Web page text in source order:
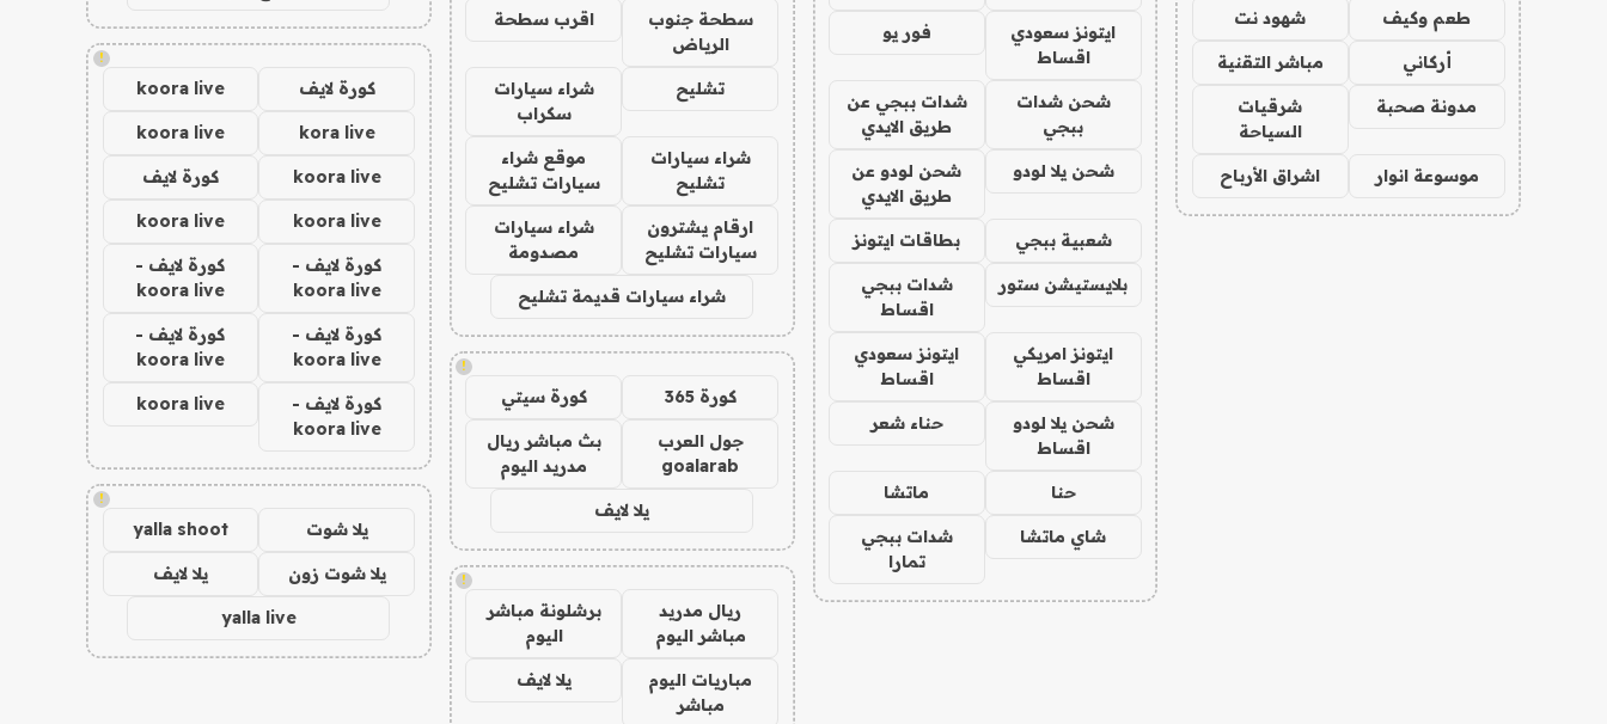
طعم وكيف شهود نت
أركاني مباشر التقنية
مدونة صحبة
شرقيات
السياحة
موسوعة انوار اشراق الأرباح
ايتونز سعودي
اقساط
فور يو
شحن شدات
ببجي
شدات ببجي عن
طريق الايدي
شحن يلا لودو
شحن لودو عن
طريق الايدي
شعبية ببجي بطاقات ايتونز
بلايستيشن ستور
شدات ببجي
اقساط
ايتونز امريكي
اقساط
ايتونز سعودي
اقساط
شحن يلا لودو
اقساط
حناء شعر
حنا ماتشا
شاي ماتشا
شدات ببجي
تمارا
سطحة جنوب
الرياض
اقرب سطحة
تشليح
شراء سيارات
سكراب
شراء سيارات
تشليح
موقع شراء
سيارات تشليح
ارقام يشترون
سيارات تشليح
شراء سيارات
مصدومة
شراء سيارات قديمة تشليح
!
كورة 365 كورة سيتي
جول العرب
goalarab
بث مباشر ريال
مدريد اليوم
يلا لايف
!
ريال مدريد
مباشر اليوم
برشلونة مباشر
اليوم
مباريات اليوم
مباشر
يلا لايف
!
كورة لايف koora live
kora live
koora live
koora live كورة لايف
koora live
koora live
كورة لايف -
koora live
كورة لايف -
koora live
كورة لايف -
koora live
كورة لايف -
koora live
كورة لايف -
koora live
koora live
!
يلا شوت yalla shoot
يلا شوت زون يلا لايف
yalla live